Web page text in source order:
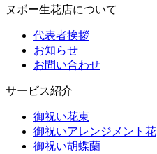
ヌボー生花店について
代表者挨拶
お知らせ
お問い合わせ
サービス紹介
御祝い花束
御祝いアレンジメント花
御祝い胡蝶蘭